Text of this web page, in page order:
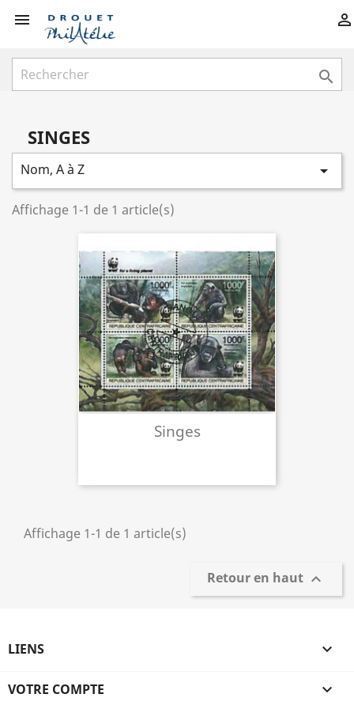
 

SINGES
Nom, A à Z 
Affichage 1-1 de 1 article(s)
Singes
Affichage 1-1 de 1 article(s)
Retour en haut 
LIENS 
VOTRE COMPTE 